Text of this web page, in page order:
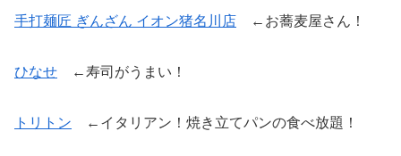
手打麺匠 ぎんざん イオン猪名川店 ←お蕎麦屋さん！
ひなせ ←寿司がうまい！
トリトン ←イタリアン！焼き立てパンの食べ放題！